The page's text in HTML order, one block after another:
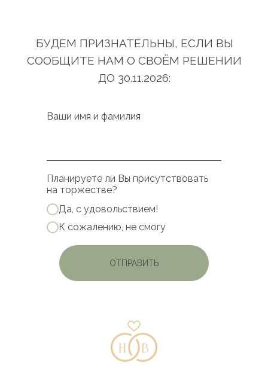
Ваши имя и фамилия
Планируете ли Вы присутствовать
на торжестве?
Да, с удовольствием!
К сожалению, не смогу
ОТПРАВИТЬ
БУДЕМ ПРИЗНАТЕЛЬНЫ, ЕСЛИ ВЫ
СООБЩИТЕ НАМ О СВОЁМ РЕШЕНИИ
ДО 30.11.2026: